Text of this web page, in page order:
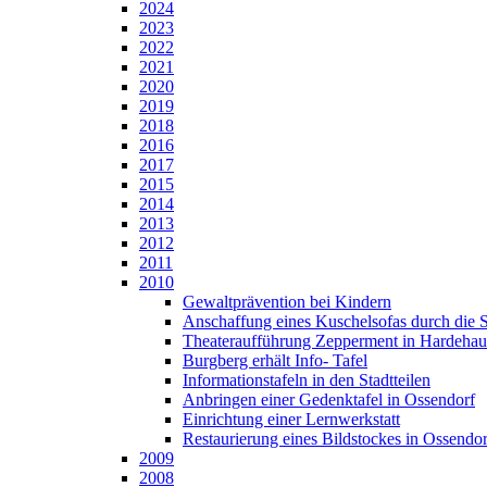
2024
2023
2022
2021
2020
2019
2018
2016
2017
2015
2014
2013
2012
2011
2010
Gewaltprävention bei Kindern
Anschaffung eines Kuschelsofas durch die
Theateraufführung Zepperment in
Burgberg erhält Info- Tafel
Informationstafeln in den Stadtteilen
Anbringen einer Gedenktafel in Ossendorf
Einrichtung einer Lernwerkstatt
Restaurierung eines Bildstockes in
2009
2008